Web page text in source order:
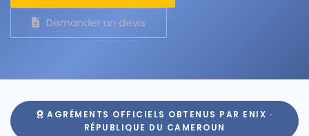
Demander un devis
AGRÉMENTS OFFICIELS OBTENUS PAR ENIX ·
RÉPUBLIQUE DU CAMEROUN